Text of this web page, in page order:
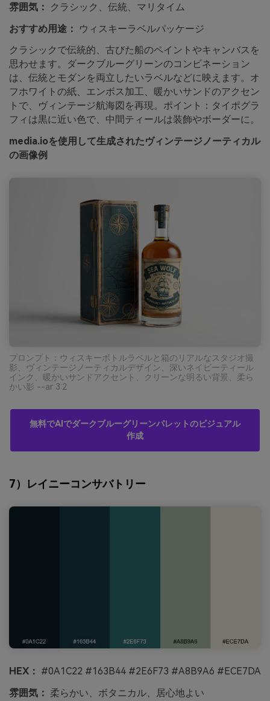
雰囲気：
クラシック、伝統、マリタイム
おすすめ用途：
ウィスキーラベルパッケージ
クラシックで伝統的、古びた船のペイントやキャンバスを
思わせます。ダークブルーグリーンのコンビネーション
は、伝統とモダンを両立したいラベルなどに映えます。オ
フホワイトの紙、エンボス加工、暖かいサンドのアクセン
トで、ヴィンテージ航海図を再現。ポイント：タイポグラ
フィは黒に近い色で、中間ティールは装飾やボーダーに。
media.ioを使用して生成されたヴィンテージノーティカル
の画像例
プロンプト：ウィスキーボトルラベルと箱のリアルなスタジオ撮
影、ヴィンテージノーティカルデザイン、深いネイビーティール
インク、暖かいサンドアクセント、クリーンな明るい背景、柔ら
かい影 --ar 3:2
無料でAIでダークブルーグリーンパレットのビジュアル
作成
7）レイニーコンサバトリー
HEX： #0A1C22 #163B44 #2E6F73 #A8B9A6 #ECE7DA
雰囲気： 柔らかい、ボタニカル、居心地よい